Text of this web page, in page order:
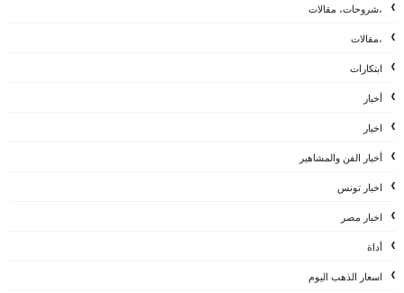
،شروحات، مقالات
،مقالات
ابتكارات
أخبار
اخبار
أخبار الفن والمشاهير
اخبار تونس
اخبار مصر
أداة
اسعار الذهب اليوم